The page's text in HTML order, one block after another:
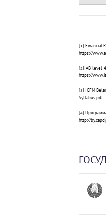
[1]
Financial
https://
[2] IAB level
https://
[3] ICFM
Syllabus.pdf. -
[4]
http://